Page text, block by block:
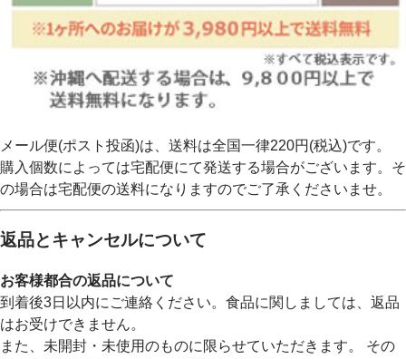
メール便(ポスト投函)は、送料は全国一律220円(税込)です。
購入個数によっては宅配便にて発送する場合がございます。そ
の場合は宅配便の送料になりますのでご了承くださいませ。
返品とキャンセルについて
お客様都合の返品について
到着後3日以内にご連絡ください。食品に関しましては、返品
はお受けできません。
また、未開封・未使用のものに限らせていただきます。 その